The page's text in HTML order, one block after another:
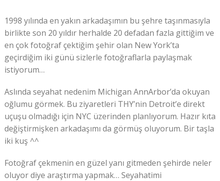
1998 yılında en yakın arkadaşımın bu şehre taşınmasıyla
birlikte son 20 yıldır herhalde 20 defadan fazla gittiğim ve
en çok fotoğraf çektiğim şehir olan New York’ta
geçirdiğim iki günü sizlerle fotoğraflarla paylaşmak
istiyorum…
Aslında seyahat nedenim Michigan AnnArbor’da okuyan
oğlumu görmek. Bu ziyaretleri THY’nin Detroit’e direkt
uçuşu olmadığı için NYC üzerinden planlıyorum. Hazır kıta
değiştirmişken arkadaşımı da görmüş oluyorum. Bir taşla
iki kuş ^^
Fotoğraf çekmenin en güzel yanı gitmeden şehirde neler
oluyor diye araştırma yapmak… Seyahatimi